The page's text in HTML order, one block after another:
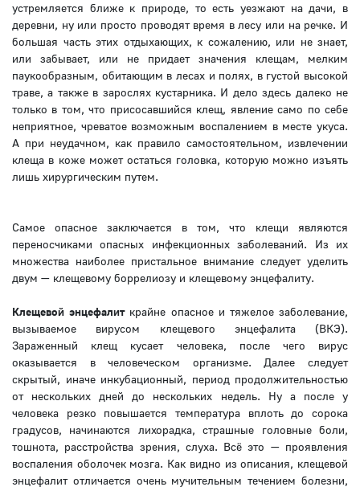
устремляется ближе к природе, то есть уезжают на дачи, в
деревни, ну или просто проводят время в лесу или на речке. И
большая часть этих отдыхающих, к сожалению, или не знает,
или забывает, или не придает значения клещам, мелким
паукообразным, обитающим в лесах и полях, в густой высокой
траве, а также в зарослях кустарника. И дело здесь далеко не
только в том, что присосавшийся клещ, явление само по себе
неприятное, чреватое возможным воспалением в месте укуса.
А при неудачном, как правило самостоятельном, извлечении
клеща в коже может остаться головка, которую можно изъять
лишь хирургическим путем.
Самое опасное заключается в том, что клещи являются
переносчиками опасных инфекционных заболеваний. Из их
множества наиболее пристальное внимание следует уделить
двум — клещевому боррелиозу и клещевому энцефалиту.
Клещевой энцефалиткрайне опасное и тяжелое заболевание,
вызываемое вирусом клещевого энцефалита (ВКЭ).
Зараженный клещ кусает человека, после чего вирус
оказывается в человеческом организме. Далее следует
скрытый, иначе инкубационный, период продолжительностью
от нескольких дней до нескольких недель. Ну а после у
человека резко повышается температура вплоть до сорока
градусов, начинаются лихорадка, страшные головные боли,
тошнота, расстройства зрения, слуха. Всё это — проявления
воспаления оболочек мозга. Как видно из описания, клещевой
энцефалит отличается очень мучительным течением болезни,